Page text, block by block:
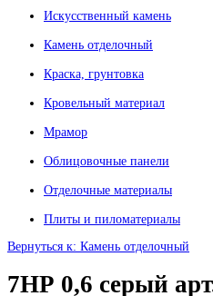
Искусственный камень
Камень отделочный
Краска, грунтовка
Кровельный материал
Мрамор
Облицовочные панели
Отделочные материалы
Плиты и пиломатериалы
Вернуться к: Камень отделочный
7НР 0,6 серый